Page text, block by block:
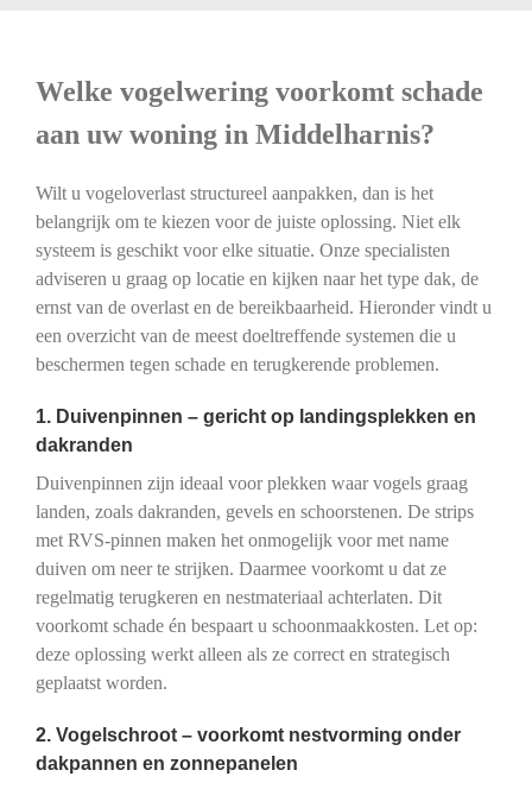
Welke vogelwering voorkomt schade
aan uw woning in Middelharnis?
Wilt u vogeloverlast structureel aanpakken, dan is het
belangrijk om te kiezen voor de juiste oplossing. Niet elk
systeem is geschikt voor elke situatie. Onze specialisten
adviseren u graag op locatie en kijken naar het type dak, de
ernst van de overlast en de bereikbaarheid. Hieronder vindt u
een overzicht van de meest doeltreffende systemen die u
beschermen tegen schade en terugkerende problemen.
1. Duivenpinnen – gericht op landingsplekken en
dakranden
Duivenpinnen zijn ideaal voor plekken waar vogels graag
landen, zoals dakranden, gevels en schoorstenen. De strips
met RVS-pinnen maken het onmogelijk voor met name
duiven om neer te strijken. Daarmee voorkomt u dat ze
regelmatig terugkeren en nestmateriaal achterlaten. Dit
voorkomt schade én bespaart u schoonmaakkosten. Let op:
deze oplossing werkt alleen als ze correct en strategisch
geplaatst worden.
2. Vogelschroot – voorkomt nestvorming onder
dakpannen en zonnepanelen